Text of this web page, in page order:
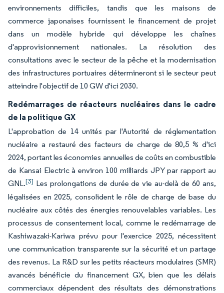
environnements difficiles, tandis que les maisons de
commerce japonaises fournissent le financement de projet
dans un modèle hybride qui développe les chaînes
d'approvisionnement nationales. La résolution des
consultations avec le secteur de la pêche et la modernisation
des infrastructures portuaires détermineront si le secteur peut
atteindre l'objectif de 10 GW d'ici 2030.
Redémarrages de réacteurs nucléaires dans le cadre
de la politique GX
L'approbation de 14 unités par l'Autorité de réglementation
nucléaire a restauré des facteurs de charge de 80,5 % d'ici
2024, portant les économies annuelles de coûts en combustible
de Kansai Electric à environ 100 milliards JPY par rapport au
GNL.[3] Les prolongations de durée de vie au-delà de 60 ans,
légalisées en 2025, consolident le rôle de charge de base du
nucléaire aux côtés des énergies renouvelables variables. Les
processus de consentement local, comme le redémarrage de
Kashiwazaki-Kariwa prévu pour l'exercice 2025, nécessitent
une communication transparente sur la sécurité et un partage
des revenus. La R&D sur les petits réacteurs modulaires (SMR)
avancés bénéficie du financement GX, bien que les délais
commerciaux dépendent des résultats des démonstrations